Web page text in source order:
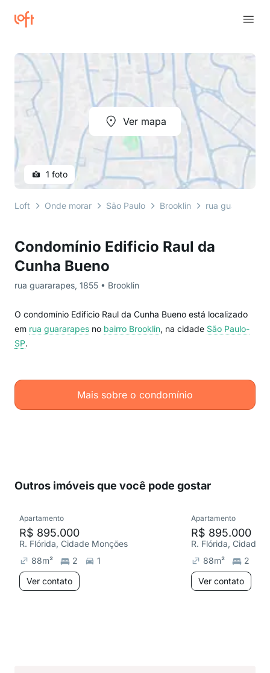
Condomínio Edificio Raul da
Cunha Bueno
rua guararapes, 1855 • Brooklin
O condomínio Edificio Raul da Cunha Bueno está localizado
em rua guararapes no bairro Brooklin, na cidade São Paulo-
SP.
Mais sobre o condomínio
Ver mapa
1 foto
Loft Onde morar São Paulo Brooklin rua guararapes
Outros imóveis que você pode gostar
Apartamento
R$ 895.000
R. Flórida, Cidade Monções
88m² 2
1
Ver contato
Apartamento
R$ 895.000
R. Flórida, Cidade
88m² 2
Ver contato